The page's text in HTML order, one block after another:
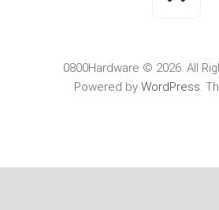
0800Hardware © 2026. All
Powered by WordPress.